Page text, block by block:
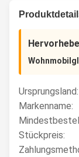
Ursprungsland:
Markenname:
Stückpreis: